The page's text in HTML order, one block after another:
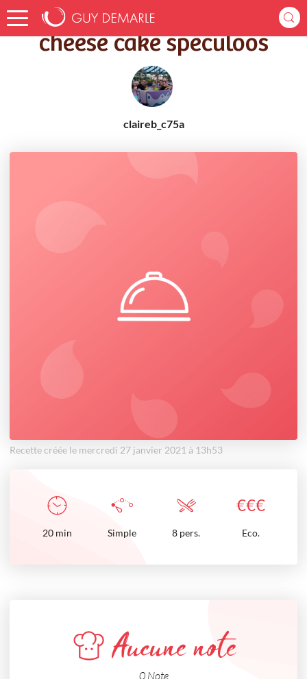
Accueil Recettes cheese cake spéculoos
cheese cake spéculoos
claireb_c75a
Recette créée le mercredi 27 janvier 2021 à 13h53
€€€
20 min Simple 8 pers. Eco.
Aucune note
0 Note